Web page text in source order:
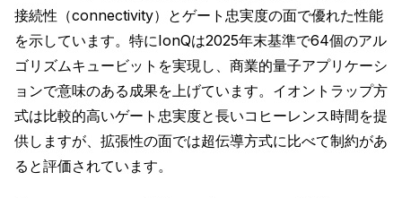
接続性（connectivity）とゲート忠実度の面で優れた性能
を示しています。特にIonQは2025年末基準で64個のアル
ゴリズムキュービットを実現し、商業的量子アプリケーシ
ョンで意味のある成果を上げています。イオントラップ方
式は比較的高いゲート忠実度と長いコヒーレンス時間を提
供しますが、拡張性の面では超伝導方式に比べて制約があ
ると評価されています。